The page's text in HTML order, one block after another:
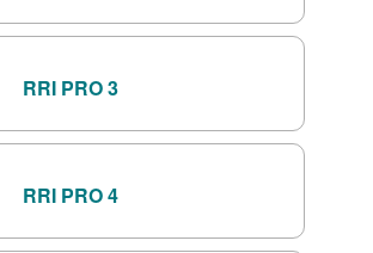
RRI PRO 3
RRI PRO 4